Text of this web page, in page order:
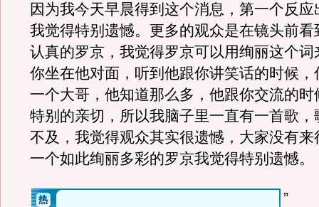
因为我今天早晨得到这个消息，第一个反
我觉得特别遗憾。更多的观众是在镜头前看
认真的罗京，我觉得罗京可以用绚丽这个词
你坐在他对面，听到他跟你讲笑话的时候，
一个大哥，他知道那么多，他跟你交流的时
特别的亲切，所以我脑子里一直有一首歌，
不及，我觉得观众其实很遗憾，大家没有来
一个如此绚丽多彩的罗京我觉得特别遗憾。
”